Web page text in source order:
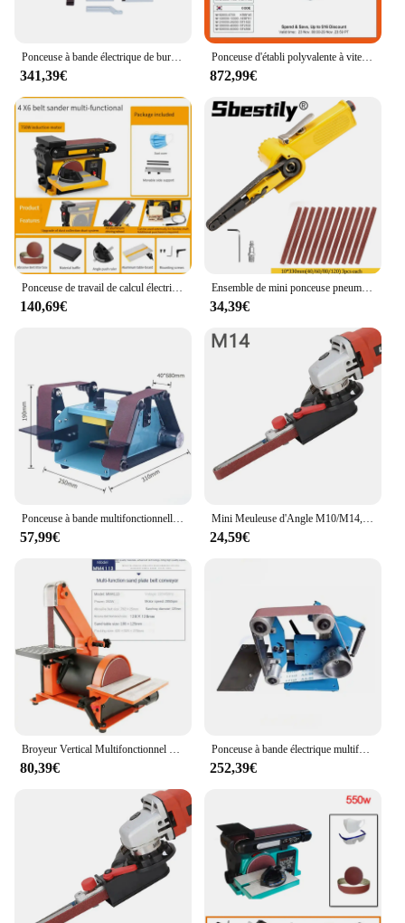
Ponceuse à bande électrique de bureau, 220V, 550W, avec moteur sans balais, pour polisseuse
341,39€
Ponceuse d'établi polyvalente à vitesse constante, ponceuse à bande 3 en 1, 1500W, 2HP, 2800 tr/min
872,99€
Ponceuse de travail de calcul électrique, outils de ponçage du bois haute puissance, polisseuse à bande, papier de verre
140,69€
Ensemble de mini ponceuse pneumatique, polisseuse d'angle pour métal, ébavurage et meulage du bois, livré avec 12 bandes abrasives, 10x330mm
34,39€
Ponceuse à bande multifonctionnelle pour petits touristes de bureau, outil de polissage et de ponçage portable, papier de verre
57,99€
Mini Meuleuse d'Angle M10/M14, Adaptateur de Bande de Ponçage, Ponceuse à Bande pour 100/115/125mm
24,59€
Broyeur Vertical Multifonctionnel pour le Travail du Bois, Machine à Courroie, Disque de Sable, Papier de Verre, Métal
80,39€
Ponceuse à bande électrique multifonctionnelle, ponceuse à bande, polisseuse, meulage, verticale et horizontale, utilisation pour les touristes
252,39€